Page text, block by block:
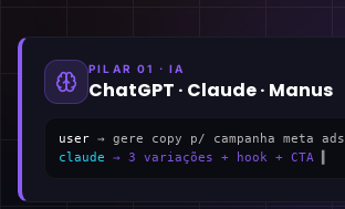
PILAR 01 · IA
ChatGPT · Claude · Manus
user → gere copy p/ campanha meta ads
claude → 3 variações + hook + CTA